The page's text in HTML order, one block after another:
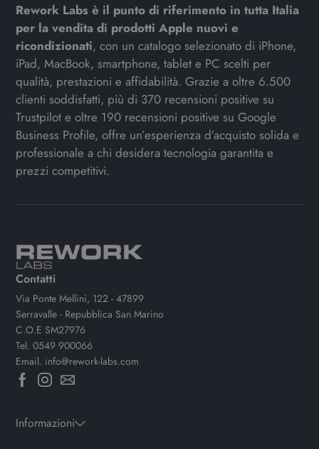
Rework Labs è il punto di riferimento in tutta Italia
per la vendita di prodotti Apple nuovi e
ricondizionati, con un catalogo selezionato di iPhone,
iPad, MacBook, smartphone, tablet e PC scelti per
qualità, prestazioni e affidabilità. Grazie a oltre 6.500
clienti soddisfatti, più di 370 recensioni positive su
Trustpilot e oltre 190 recensioni positive su Google
Business Profile, offre un’esperienza d’acquisto solida e
professionale a chi desidera tecnologia garantita e
prezzi competitivi.
Contatti
Via Ponte Mellini, 122 - 47899
Serravalle - Repubblica San Marino
C.O.E SM27976
Tel.0549 900066
Email. info@rework-labs.com
Informazioni